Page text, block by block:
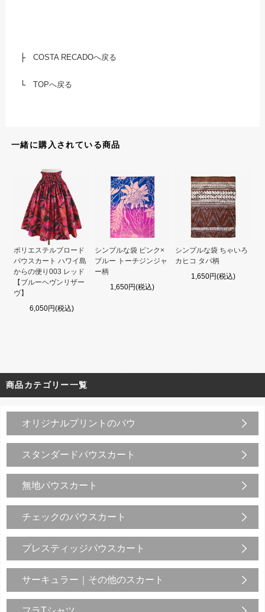
├ COSTA RECADOへ戻る
└ TOPへ戻る
一緒に購入されている商品
ポリエステルブロード
パウスカート ハワイ島
からの便り003 レッド
【ブルーヘヴンリザー
ヴ】
6,050円(税込)
シンプルな袋 ピンク×
ブルー トーチジンジャ
ー柄
1,650円(税込)
シンプルな袋 ちゃいろ
カヒコ タパ柄
1,650円(税込)
商品カテゴリー一覧
オリジナルプリントのパウ
スタンダードパウスカート
無地パウスカート
チェックのパウスカート
プレスティッジパウスカート
サーキュラー｜その他のスカート